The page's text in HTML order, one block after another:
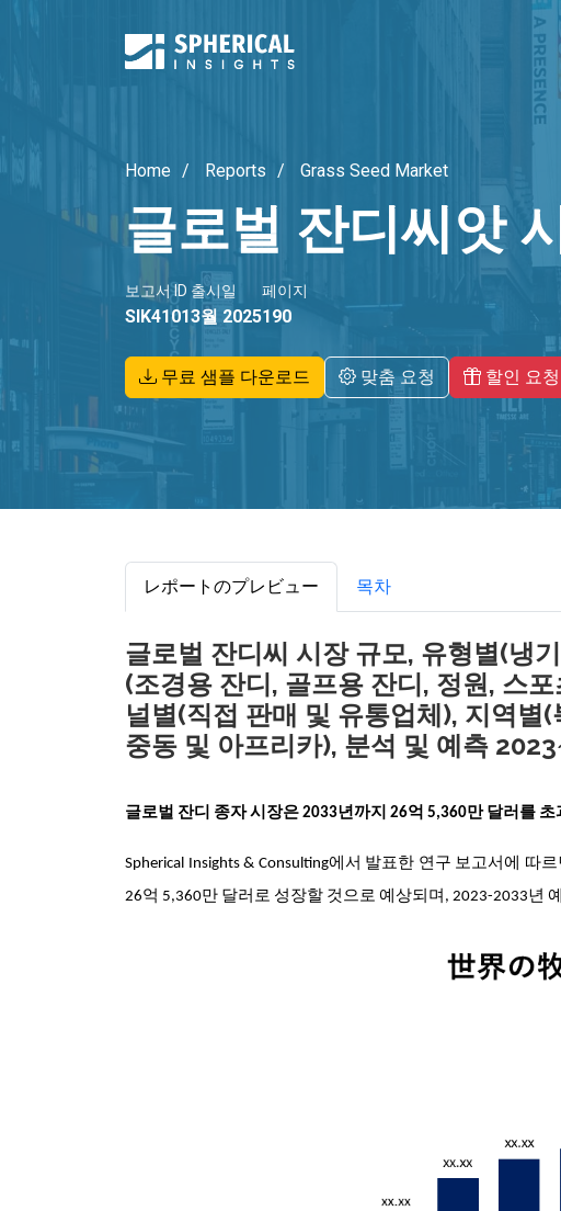
Home Reports Grass Seed Market
글로벌 잔디씨앗
보고서 ID
SIK4101
출시일
3월 2025
페이지
190
무료 샘플 다운로드 맞춤 요청 할인 요청
レポートのプレビュー 목차
글로벌 잔디씨 시장 규모, 유형별(냉
(조경용 잔디, 골프용 잔디, 정원, 스
널별(직접 판매 및 유통업체), 지역별
중동 및 아프리카), 분석 및 예측
글로벌 잔디 종자 시장은 2033년까지 26억 5,360만 달러를
Spherical Insights & Consulting에서 발표한 연구 보고서에 따르
26억 5,360만 달러로 성장할 것으로 예상되며, 2023-2033년